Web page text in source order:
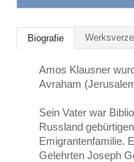
Biografie
Amos Klausner
Avraham
Sein Vater war
Russland
Emigrantenfamilie.
Gelehrten Joseph